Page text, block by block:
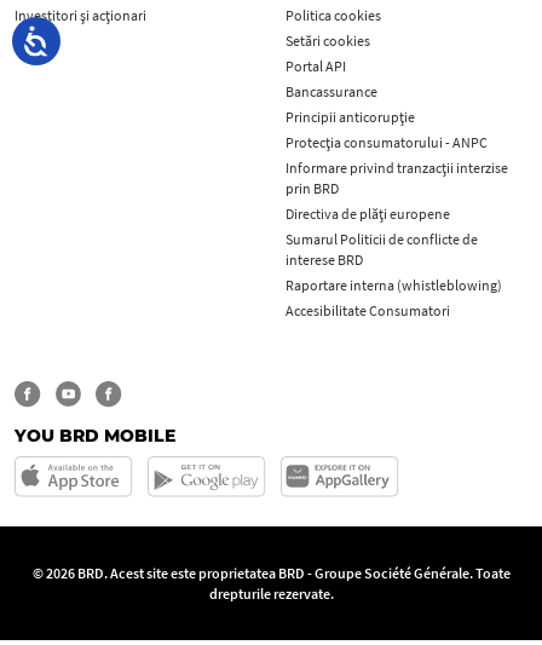
Investitori și acționari
Cariere
Politica cookies
Setări cookies
Portal API
Bancassurance
Principii anticorupţie
Protecţia consumatorului - ANPC
Informare privind tranzacții interzise
prin BRD
Directiva de plăți europene
Sumarul Politicii de conflicte de
interese BRD
Raportare interna (whistleblowing)
Accesibilitate Consumatori
YOU BRD MOBILE
© 2026 BRD. Acest site este proprietatea BRD - Groupe Société Générale. Toate
drepturile rezervate.